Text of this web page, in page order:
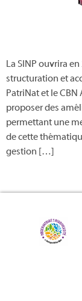
La SINP ouvrira
structuration et
PatriNat et le CBN
proposer des
permettant une
de cette
gestion […]